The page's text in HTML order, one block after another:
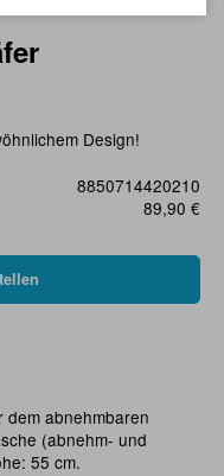
Design!
8850714420210
89,90 €
dem abnehmbaren
(abnehm- und
55 cm.